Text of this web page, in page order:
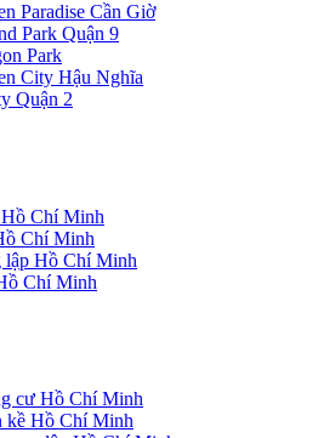
Paradise Cần Giờ
Park Quận 9
Park
City Hậu Nghĩa
Quận 2
Chí Minh
Chí Minh
lập Hồ Chí Minh
Chí Minh
cư Hồ Chí Minh
kề Hồ Chí Minh